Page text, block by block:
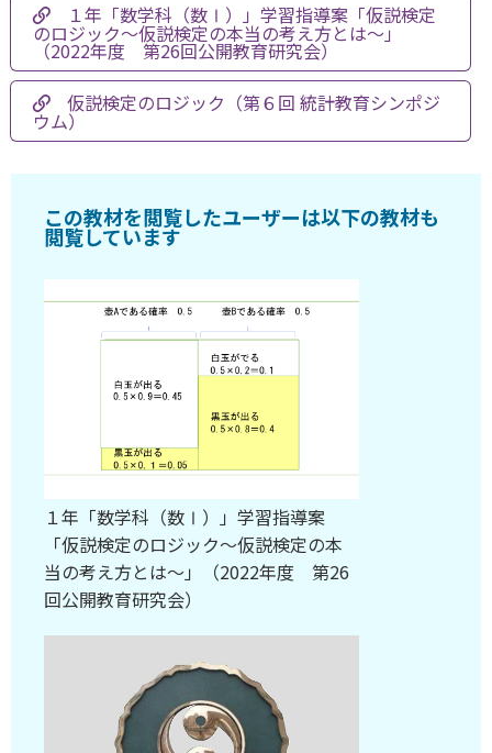
１年「数学科（数Ⅰ）」学習指導案「仮説検定
のロジック～仮説検定の本当の考え方とは～」
（2022年度 第26回公開教育研究会）
仮説検定のロジック（第６回 統計教育シンポジ
ウム）
この教材を閲覧したユーザーは以下の教材も
閲覧しています
１年「数学科（数Ⅰ）」学習指導案
「仮説検定のロジック～仮説検定の本
当の考え方とは～」（2022年度 第26
回公開教育研究会）